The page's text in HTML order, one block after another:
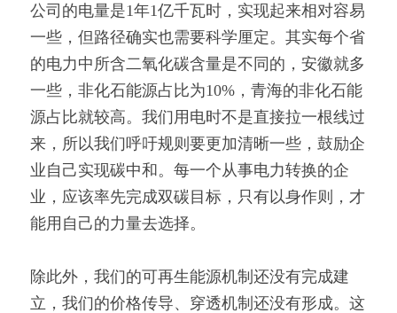
公司的电量是1年1亿千瓦时，实现起来相对容易
一些，但路径确实也需要科学厘定。其实每个省
的电力中所含二氧化碳含量是不同的，安徽就多
一些，非化石能源占比为10%，青海的非化石能
源占比就较高。我们用电时不是直接拉一根线过
来，所以我们呼吁规则要更加清晰一些，鼓励企
业自己实现碳中和。每一个从事电力转换的企
业，应该率先完成双碳目标，只有以身作则，才
能用自己的力量去选择。
除此外，我们的可再生能源机制还没有完成建
立，我们的价格传导、穿透机制还没有形成。这